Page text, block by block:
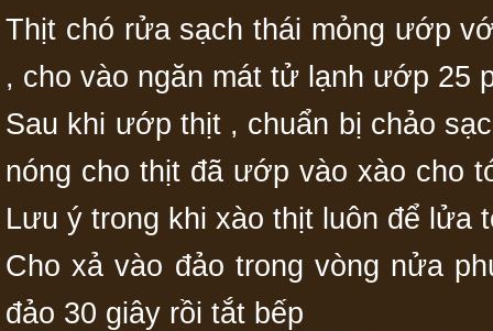
Thịt chó rửa sạch thái mỏng ướp
, cho vào ngăn mát tử lạnh ướp 25
Sau khi ướp thịt , chuẩn bị chảo
nóng cho thịt đã ướp vào xào cho
Lưu ý trong khi xào thịt luôn để lửa
Cho xả vào đảo trong vòng nửa
đảo 30 giây rồi tắt bếp